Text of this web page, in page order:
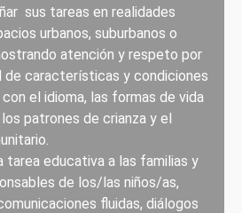
sus tareas en realidades
urbanos, suburbanos o
atención y respeto por
de características y condiciones
el idioma, las formas de vida
patrones de crianza y el
tarea educativa a las familias y
de los/las niños/as,
fluidas, diálogos